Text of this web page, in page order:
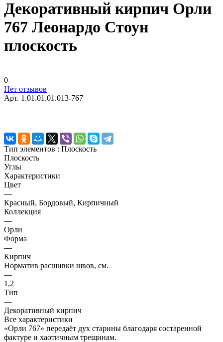
Декоративный кирпич Орли
767 Леонардо Стоун
плоскость
0
Нет отзывов
Арт. 1.01.01.01.013-767
Тип элементов : Плоскость
Плоскость
Углы
Характеристики
Цвет
—
Красный, Бордовый, Кирпичный
Коллекция
—
Орли
Форма
—
Кирпич
Норматив расшивки швов, см.
—
1,2
Тип
—
Декоративный кирпич
Все характеристики
«Орли 767» передаёт дух старины благодаря состаренной
фактуре и хаотичным трещинам.